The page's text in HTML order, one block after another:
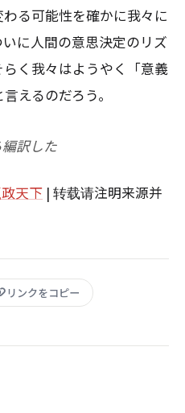
る可能性を確かに我々に
に人間の意思決定のリズ
く我々はようやく「意義
えるのだろう。
訳した
天下 | 转载请注明来源并
リンクをコピー